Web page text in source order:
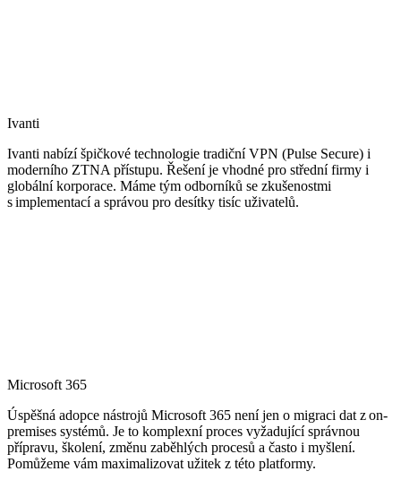
Ivanti
Ivanti nabízí špičkové technologie tradiční VPN (Pulse Secure) i
moderního ZTNA přístupu. Řešení je vhodné pro střední firmy i
globální korporace. Máme tým odborníků se zkušenostmi
s implementací a správou pro desítky tisíc uživatelů.
Microsoft 365
Úspěšná adopce nástrojů Microsoft 365 není jen o migraci dat z on-
premises systémů. Je to komplexní proces vyžadující správnou
přípravu, školení, změnu zaběhlých procesů a často i myšlení.
Pomůžeme vám maximalizovat užitek z této platformy.